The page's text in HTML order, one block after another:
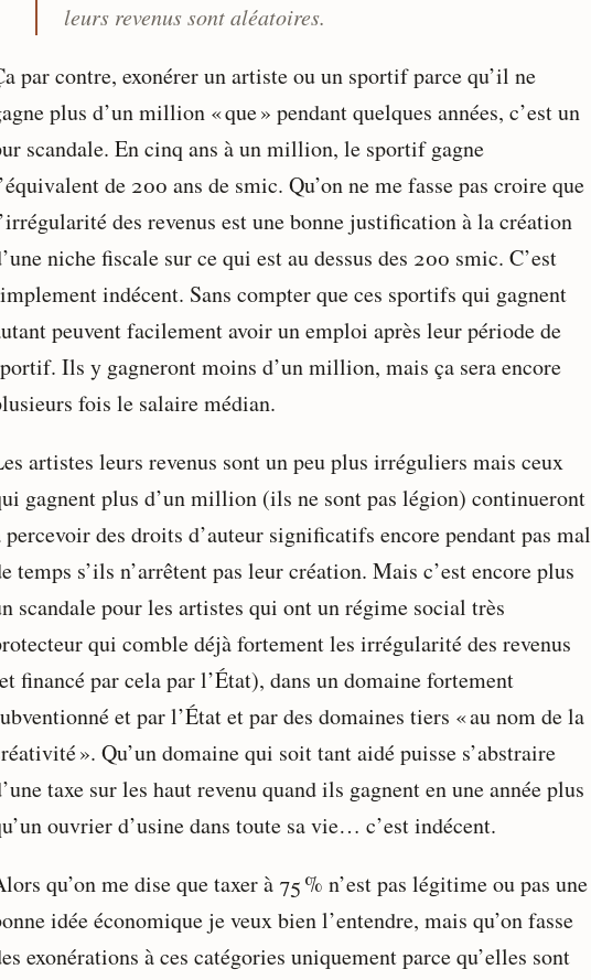
leurs revenus sont aléatoires.
par contre, exonérer un artiste ou un sportif parce qu’il ne
plus d’un million « que » pendant quelques années, c’est un
scandale. En cinq ans à un million, le sportif gagne
de 200 ans de smic. Qu’on ne me fasse pas croire que
des revenus est une bonne justification à la création
niche fiscale sur ce qui est au dessus des 200 smic. C’est
indécent. Sans compter que ces sportifs qui gagnent
peuvent facilement avoir un emploi après leur période de
Ils y gagneront moins d’un million, mais ça sera encore
fois le salaire médian.
artistes leurs revenus sont un peu plus irréguliers mais ceux
gagnent plus d’un million (ils ne sont pas légion) continueront
percevoir des droits d’auteur significatifs encore pendant pas mal
temps s’ils n’arrêtent pas leur création. Mais c’est encore plus
scandale pour les artistes qui ont un régime social très
qui comble déjà fortement les irrégularité des revenus
financé par cela par l’État), dans un domaine fortement
et par l’État et par des domaines tiers « au nom de la
». Qu’un domaine qui soit tant aidé puisse s’abstraire
taxe sur les haut revenu quand ils gagnent en une année plus
ouvrier d’usine dans toute sa vie… c’est indécent.
qu’on me dise que taxer à 75 % n’est pas légitime ou pas une
idée économique je veux bien l’entendre, mais qu’on fasse
exonérations à ces catégories uniquement parce qu’elles sont